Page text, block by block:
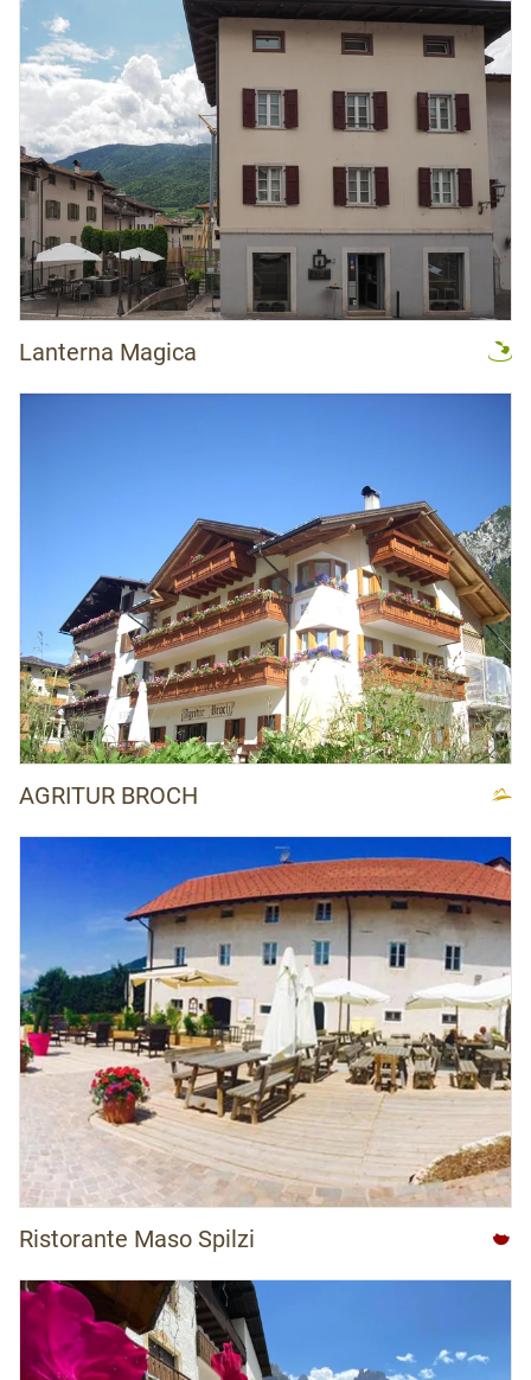
Lanterna Magica
AGRITUR BROCH
Ristorante Maso Spilzi